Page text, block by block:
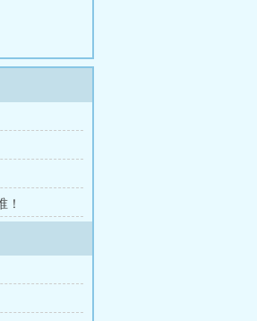
！